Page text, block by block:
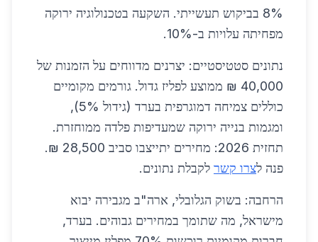
8% בביקוש תעשייתי. השקעה בטכנולוגיה ירוקה
מפחיתה עלויות ב-10%.
נתונים סטטיסטיים: יצרנים מדווחים על הזמנות של
40,000 ₪ ממוצע לפליז גדול. גורמים מקומיים
כוללים צמיחה דמוגרפית בערד (גידול 5%),
ומגמות בנייה ירוקה שמעדיפות פלדה ממוחזרת.
תחזית 2026: מחירים יתייצבו סביב 28,500 ₪.
פנה לצרו קשר לקבלת נתונים.
הרחבה: בשוק הגלובלי, ארה"ב מגבירה יבוא
מישראל, מה שתומך במחירים גבוהים. בערד,